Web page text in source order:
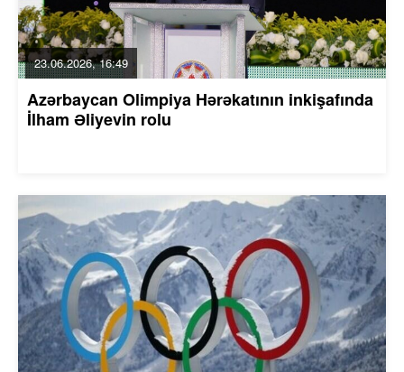
23.06.2026, 16:49
Azərbaycan Olimpiya Hərəkatının inkişafında
İlham Əliyevin rolu